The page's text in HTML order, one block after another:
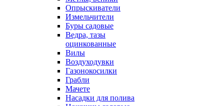
Опрыскиватели
Измельчители
Буры садовые
Ведра, тазы
оцинкованные
Вилы
Воздуходувки
Газонокосилки
Грабли
Мачете
Насадки для полива